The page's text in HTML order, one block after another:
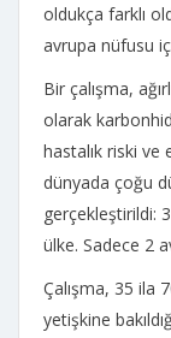
oldukça farklı
avrupa nüfusu
Bir çalışma,
olarak
hastalık riski ve
dünyada çoğu
gerçekleştirildi:
ülke. Sadece 2
Çalışma, 35 ila
yetişkine